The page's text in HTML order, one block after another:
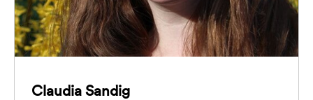
Claudia Sandig